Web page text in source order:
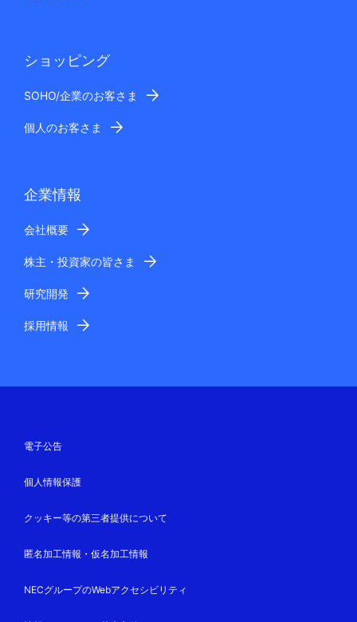
ショッピング
SOHO/企業のお客さま
個人のお客さま
企業情報
会社概要
株主・投資家の皆さま
研究開発
採用情報
電子公告
個人情報保護
クッキー等の第三者提供について
匿名加工情報・仮名加工情報
NECグループのWebアクセシビリティ